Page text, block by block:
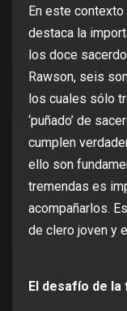
En este
destaca la
los doce
Rawson, seis
los cuales sólo
‘puñado’ de
cumplen
ello son
tremendas es
acompañarlos.
de clero joven y
El desafío de la